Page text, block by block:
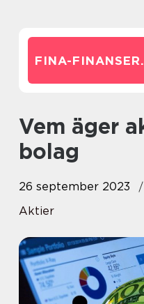
FINA-FINANSER.
Vem äger aktier i ett
bolag
26 september 2023
Aktier